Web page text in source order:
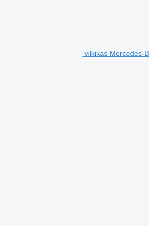
vilkikas Mercedes-